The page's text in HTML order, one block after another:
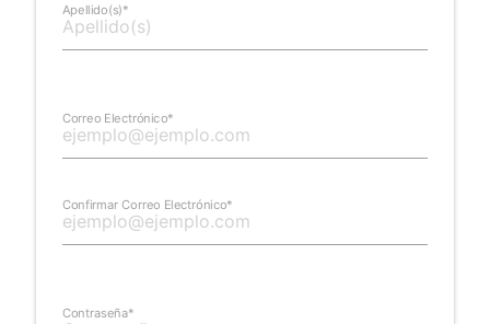
Apellido(s)*
Correo Electrónico*
Confirmar Correo Electrónico*
Contraseña*